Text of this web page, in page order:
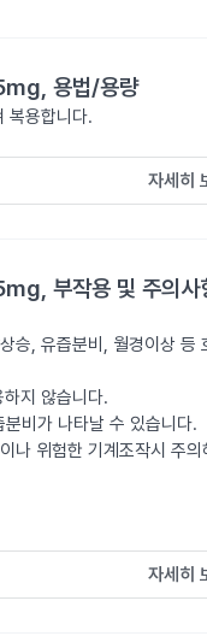
, 용법/용량
복용합니다.
자세히
, 부작용 및 주의사
승, 유즙분비, 월경이상
지 않습니다.
비가 나타날 수 있습니다.
나 위험한 기계조작시 주의
자세히